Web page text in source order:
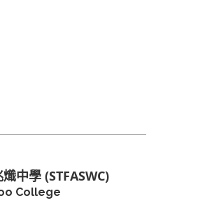
中學 (STFASWC)
College